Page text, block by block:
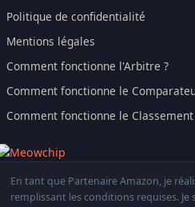
Politique de confidentialité
Mentions légales
Comment fonctionne l'Arbitre ?
Comment fonctionne le
Comment fonctionne le Classement
En tant que Partenaire Amazon, je
remplissant les conditions requises.